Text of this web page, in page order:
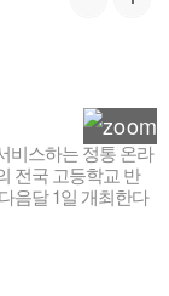
비스하는 정통 온라
전국 고등학교 반
음달 1일 개최한다